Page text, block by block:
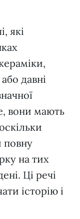
які
давні
вони мають
повну
на тих
Ці речі
історію і